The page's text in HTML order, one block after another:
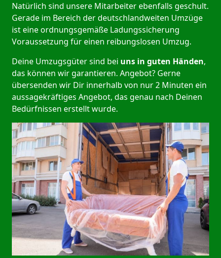
Natürlich sind unsere Mitarbeiter ebenfalls geschult.
Gerade im Bereich der deutschlandweiten Umzüge
ist eine ordnungsgemäße Ladungssicherung
Voraussetzung für einen reibungslosen Umzug.
Deine Umzugsgüter sind bei uns in guten Händen,
das können wir garantieren. Angebot? Gerne
übersenden wir Dir innerhalb von nur 2 Minuten ein
aussagekräftiges Angebot, das genau nach Deinen
Bedürfnissen erstellt wurde.